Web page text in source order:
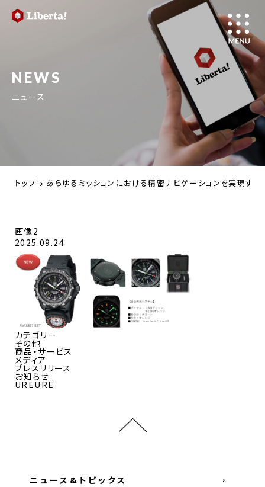
NEWS
ニュース
トップ あらゆるミッションにおける精密ナビゲーションを実現する
画像2
2025.09.24
カテゴリー
その他
商品・サービス
メディア
プレスリリース
お知らせ
UREURE
ニュース&トピックス